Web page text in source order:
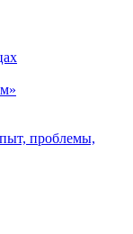
проблемы,